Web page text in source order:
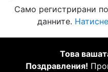
Само регистрирани
данните.
Това
Поздравления!